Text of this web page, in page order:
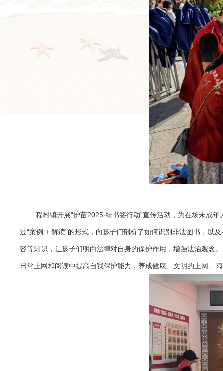
程村镇开展“护苗2025·绿书签行动”宣传活动，为在场未成
过“案例 + 解读”的形式，向孩子们剖析了如何识别非法图书，以
容等知识，让孩子们明白法律对自身的保护作用，增强法治观念
日常上网和阅读中提高自我保护能力，养成健康、文明的上网、